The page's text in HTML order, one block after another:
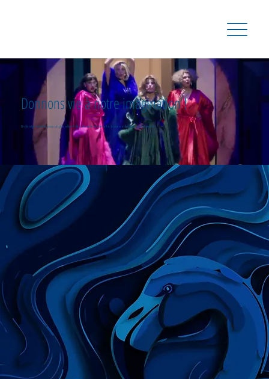
Donnons vie à notre imagination !
Un design nominé pour un prix, alliant des visuels immersifs à une esthétique audacieuse.